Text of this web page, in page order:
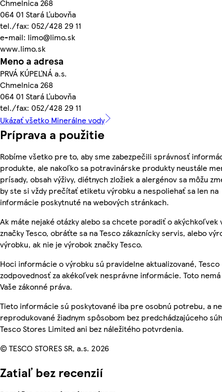
Chmelnica 268
064 01 Stará Ľubovňa
tel./fax: 052/428 29 11
e-mail: limo@limo.sk
www.limo.sk
Meno a adresa
PRVÁ KÚPEĽNÁ a.s.
Chmelnica 268
064 01 Stará Ľubovňa
tel./fax: 052/428 29 11
Ukázať všetko Minerálne vody
Príprava a použitie
Robíme všetko pre to, aby sme zabezpečili správnosť
produkte, ale nakoľko sa potravinárske produkty neustále
prísady, obsah výživy, diétnych zložiek a alergénov sa môžu
by ste si vždy prečítať etiketu výrobku a nespoliehať sa len na
informácie poskytnuté na webových stránkach.
Ak máte nejaké otázky alebo sa chcete poradiť o akýchkoľvek
značky Tesco, obráťte sa na Tesco zákaznícky servis, alebo
výrobku, ak nie je výrobok značky Tesco.
Hoci informácie o výrobku sú pravidelne aktualizované, Tesco
zodpovednosť za akékoľvek nesprávne informácie. Toto
Vaše zákonné práva.
Tieto informácie sú poskytované iba pre osobnú potrebu, a
reprodukované žiadnym spôsobom bez predchádzajúceho
Tesco Stores Limited ani bez náležitého potvrdenia.
© TESCO STORES SR, a.s. 2026
Zatiaľ bez recenzií